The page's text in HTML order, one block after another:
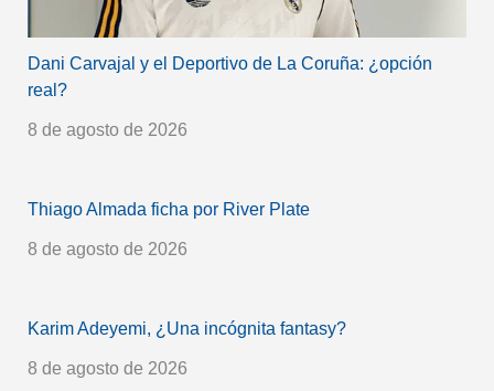
Dani Carvajal y el Deportivo de La Coruña: ¿opción
real?
8 de agosto de 2026
Thiago Almada ficha por River Plate
8 de agosto de 2026
Karim Adeyemi, ¿Una incógnita fantasy?
8 de agosto de 2026